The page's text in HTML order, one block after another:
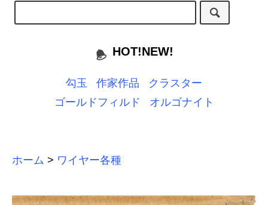
HOT!NEW!
勾玉 作家作品
クラスター
ゴールドフィルド
オルゴナイト
ホーム > ワイヤー各種